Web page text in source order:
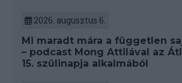
2026. augusztus 6.
Mi maradt mára a független
– podcast Mong Attilával az
15. szülinapja alkalmából